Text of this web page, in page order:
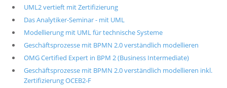
UML2 vertieft mit Zertifizierung
Das Analytiker-Seminar - mit UML
Modellierung mit UML für technische Systeme
Geschäftsprozesse mit BPMN 2.0 verständlich modellieren
OMG Certified Expert in BPM 2 (Business Intermediate)
Geschäftsprozesse mit BPMN 2.0 verständlich modellieren inkl.
Zertifizierung OCEB2-F